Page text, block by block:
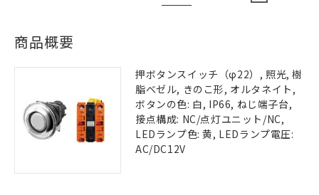
商品概要
押ボタンスイッチ（φ22）, 照光, 樹
脂ベゼル, きのこ形, オルタネイト,
ボタンの色: 白, IP66, ねじ端子台,
接点構成: NC/点灯ユニット/NC,
LEDランプ色: 黄, LEDランプ電圧:
AC/DC12V